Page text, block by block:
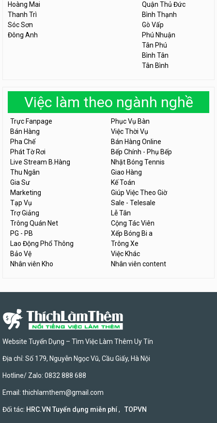
Hoàng Mai
Thanh Trì
Sóc Sơn
Đông Anh
Quận Thủ Đức
Bình Thạnh
Gò Vấp
Phú Nhuận
Tân Phú
Bình Tân
Tân Bình
Việc làm theo ngành nghề
Trực Fanpage
Phục Vụ Bàn
Bán Hàng
Việc Thời Vụ
Pha Chế
Bán Hàng Online
Phát Tờ Rơi
Bếp Chính - Phụ Bếp
Live Stream B.Hàng
Nhặt Bóng Tennis
Thu Ngân
Giao Hàng
Gia Sư
Kế Toán
Marketing
Giúp Việc Theo Giờ
Tạp Vụ
Sale - Telesale
Trợ Giảng
Lễ Tân
Trông Quán Net
Cộng Tác Viên
PG - PB
Xếp Bóng Bi a
Lao Động Phổ Thông
Trông Xe
Bảo Vệ
Việc Khác
Nhân viên Kho
Nhân viên content
Website Tuyển Dụng – Tìm Việc Làm Thêm Uy Tín
Địa chỉ: Số 179, Nguyễn Ngọc Vũ, Cầu Giấy, Hà Nội
Hotline/ Zalo: 0832 888 688
Email: thichlamthem@gmail.com
Đối tác: HRC.VN Tuyển dụng miễn phí, TOPVN